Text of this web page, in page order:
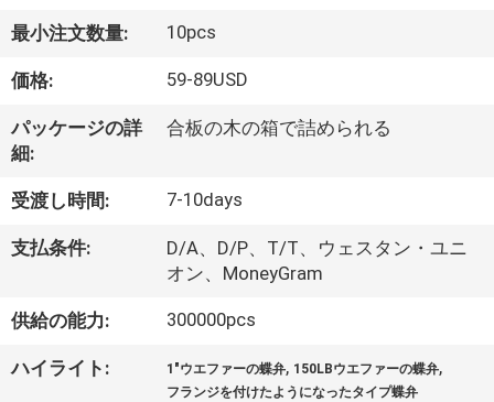
私
達
つ
い
て
工
場
最小注文数量: 10pcs
価格: 59-89USD
パッケージの詳
細:
合板の木の箱で詰められる
受渡し時間: 7-10days
支払条件:
D/A、D/P、T/T、ウェスタン・ユニ
オン、MoneyGram
供給の能力: 300000pcs
ハイライト: 1"ウエファーの蝶弁, 150LBウエファーの蝶弁,
フランジを付けたようになったタイプ蝶弁